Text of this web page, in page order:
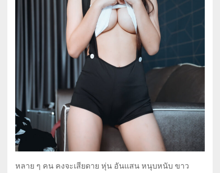
หลาย ๆ คน คงจะเสียดาย หุ่น อันแสน หนุบหนับ ขาว